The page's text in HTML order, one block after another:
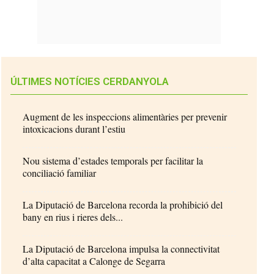
ÚLTIMES NOTÍCIES CERDANYOLA
Augment de les inspeccions alimentàries per prevenir
intoxicacions durant l’estiu
Nou sistema d’estades temporals per facilitar la
conciliació familiar
La Diputació de Barcelona recorda la prohibició del
bany en rius i rieres dels...
La Diputació de Barcelona impulsa la connectivitat
d’alta capacitat a Calonge de Segarra